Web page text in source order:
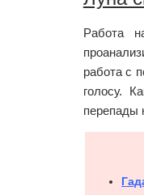
Работа
работа с
голосу.
перепады